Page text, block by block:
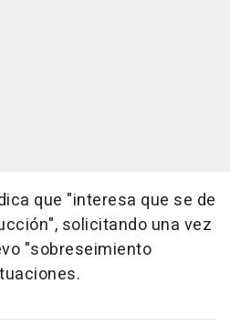
que "interesa que se de
solicitando una vez
"sobreseimiento